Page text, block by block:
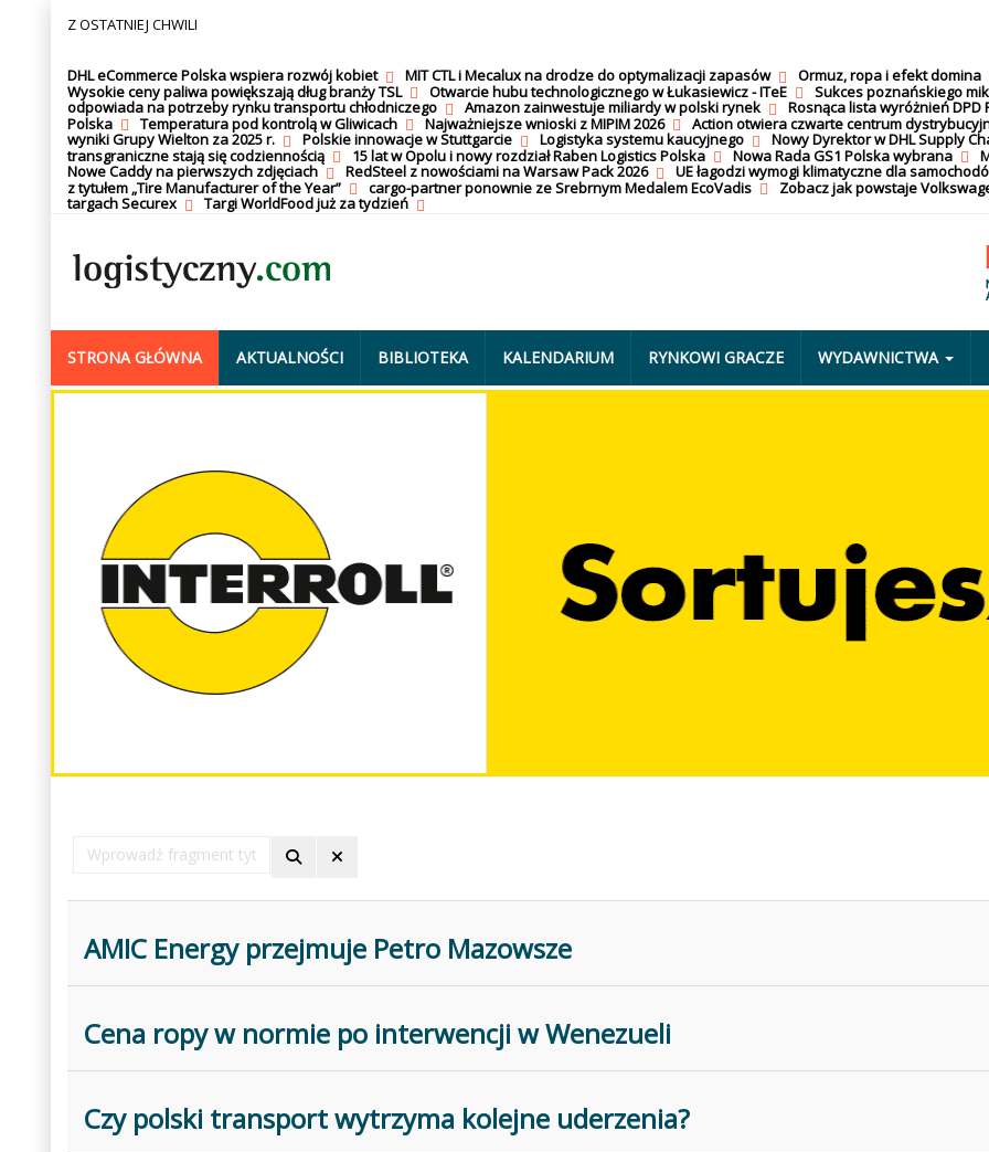
Z OSTATNIEJ CHWILI
DHL eCommerce Polska wspiera rozwój kobiet MIT CTL i Mecalux na drodze do optymalizacji zapasów Ormuz, ropa i efekt domina
Wysokie ceny paliwa powiększają dług branży TSL
Otwarcie hubu technologicznego w Łukasiewicz - ITeE Sukces poznańskiego
odpowiada na potrzeby rynku transportu chłodniczego
Amazon zainwestuje miliardy w polski rynek Rosnąca lista wyróżnień DPD
Polska
Temperatura pod kontrolą w Gliwicach Najważniejsze wnioski z MIPIM 2026 Action otwiera czwarte centrum
wyniki Grupy Wielton za 2025 r.
Polskie innowacje w Stuttgarcie Logistyka systemu kaucyjnego Nowy Dyrektor w DHL Supply
transgraniczne stają się codziennością
15 lat w Opolu i nowy rozdział Raben Logistics Polska Nowa Rada GS1 Polska wybrana
Nowe Caddy na pierwszych zdjęciach
RedSteel z nowościami na Warsaw Pack 2026 UE łagodzi wymogi klimatyczne dla
z tytułem „Tire Manufacturer of the Year”
cargo-partner ponownie ze Srebrnym Medalem EcoVadis Zobacz jak powstaje
targach Securex
Targi WorldFood już za tydzień
STRONA GŁÓWNA AKTUALNOŚCI BIBLIOTEKA KALENDARIUM RYNKOWI GRACZE WYDAWNICTWA
Wprowadź
fragment
AMIC Energy przejmuje Petro Mazowsze
Cena ropy w normie po interwencji w Wenezueli
Czy polski transport wytrzyma kolejne uderzenia?